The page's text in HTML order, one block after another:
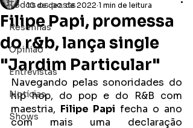
Todos os posts
Resenhas
Opinião
Entrevistas
Notícias
Shows
Filipe Papi, promessa
do r&b, lança single
"Jardim Particular"
10 de dez. de 2022 1 min de leitura
Navegando pelas sonoridades do
hip hop, do pop e do R&B com
maestria, Filipe Papi fecha o ano
com mais uma declaração